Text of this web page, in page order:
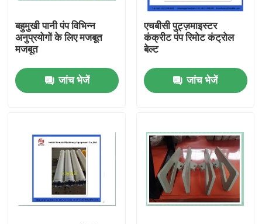
उत्पाद
बहुमुखी पानी पंप विभिन्न
अनुप्रयोगों के लिए मजबूत
मजबूत
जांच भेजें
एचबीसी पुट्ज़माइस्टर
कंक्रीट पंप रिमोट कंट्रोल
बेल्ट
जांच भेजें